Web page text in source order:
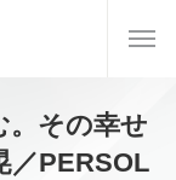
。その幸せ
／PERSOL